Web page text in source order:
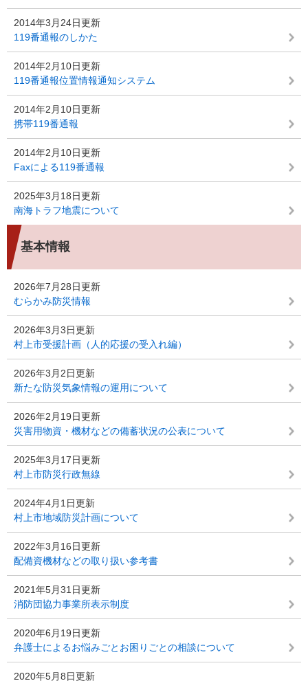
2014年3月24日更新
119番通報のしかた
2014年2月10日更新
119番通報位置情報通知システム
2014年2月10日更新
携帯119番通報
2014年2月10日更新
Faxによる119番通報
2025年3月18日更新
南海トラフ地震について
基本情報
2026年7月28日更新
むらかみ防災情報
2026年3月3日更新
村上市受援計画（人的応援の受入れ編）
2026年3月2日更新
新たな防災気象情報の運用について
2026年2月19日更新
災害用物資・機材などの備蓄状況の公表について
2025年3月17日更新
村上市防災行政無線
2024年4月1日更新
村上市地域防災計画について
2022年3月16日更新
配備資機材などの取り扱い参考書
2021年5月31日更新
消防団協力事業所表示制度
2020年6月19日更新
弁護士によるお悩みごとお困りごとの相談について
2020年5月8日更新